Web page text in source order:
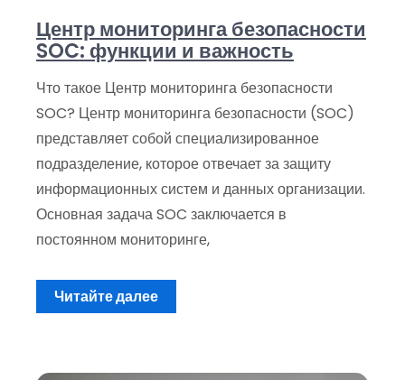
Центр мониторинга безопасности
SOC: функции и важность
Что такое Центр мониторинга безопасности
SOC? Центр мониторинга безопасности (SOC)
представляет собой специализированное
подразделение, которое отвечает за защиту
информационных систем и данных организации.
Основная задача SOC заключается в
постоянном мониторинге,
Читайте далее